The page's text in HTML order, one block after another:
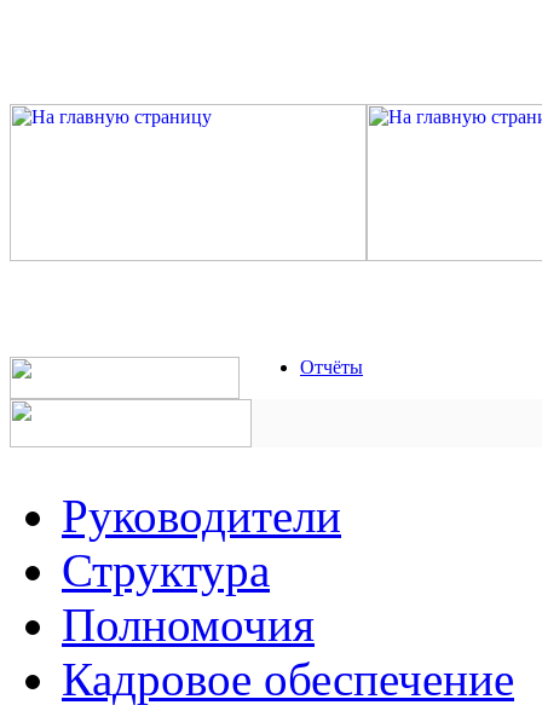
Отчёты
Руководители
Структура
Полномочия
Кадровое обеспечение